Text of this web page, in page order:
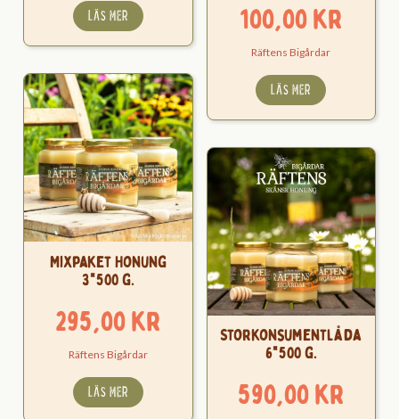
LÄS MER 100,00kr
Räftens Bigårdar
LÄS MER
Mixpaket Honung
3*500 g.
295,00kr
Räftens Bigårdar
LÄS MER
Storkonsumentlåda
6*500 g.
590,00kr